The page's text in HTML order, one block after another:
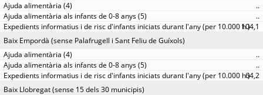
..
..
104,1
Baix Empordà (sense Palafrugell i Sant Feliu de Guíxols)
..
..
64,2
Baix Llobregat (sense 15 dels 30 municipis)